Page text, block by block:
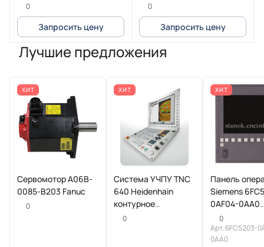
0
Запросить цену
0
Запросить цену
Лучшие предложения
ХИТ
Сервомотор A06B-
0085-B203 Fanuc
0
ХИТ
Система УЧПУ TNC
640 Heidenhain
контурное
управление для
0
ХИТ
Панель
Siemens
0AF04-0AA0
SINUMERIK
0
Арт. 6FC5203-
0AA0